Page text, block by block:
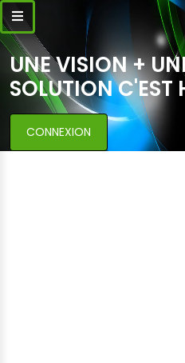
UNE VISION +
SOLUTION C'EST
CONNEXION